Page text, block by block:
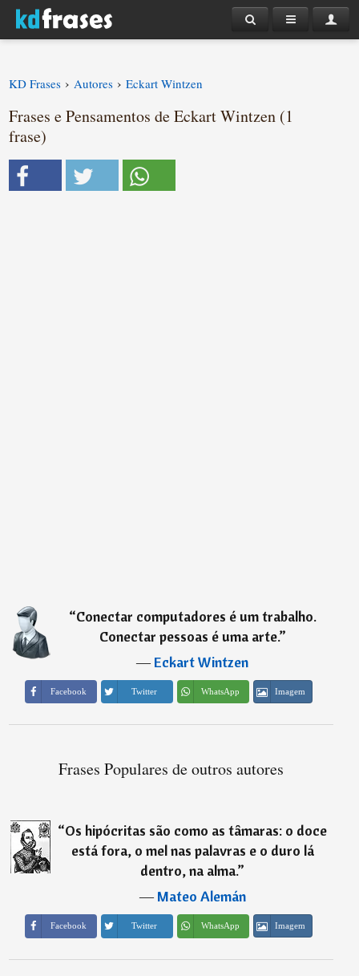
KD Frases › Autores › Eckart Wintzen
Frases e Pensamentos de Eckart Wintzen (1
frase)
“Conectar computadores é um trabalho.
Conectar pessoas é uma arte.”
―Eckart Wintzen
Facebook Twitter WhatsApp Imagem
Frases Populares de outros autores
“Os hipócritas são como as tâmaras: o doce
está fora, o mel nas palavras e o duro lá
dentro, na alma.”
―Mateo Alemán
Facebook Twitter WhatsApp Imagem